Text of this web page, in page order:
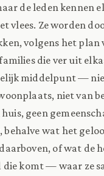
de leden kennen
vlees. Ze worden
volgens het plan
die ver uit
middelpunt —
niet van
geen
wat het
of wat de
die komt — waar ze